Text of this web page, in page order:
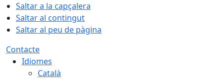
Saltar a la capçalera
Saltar al contingut
Saltar al peu de pàgina
Contacte
Idiomes
Català